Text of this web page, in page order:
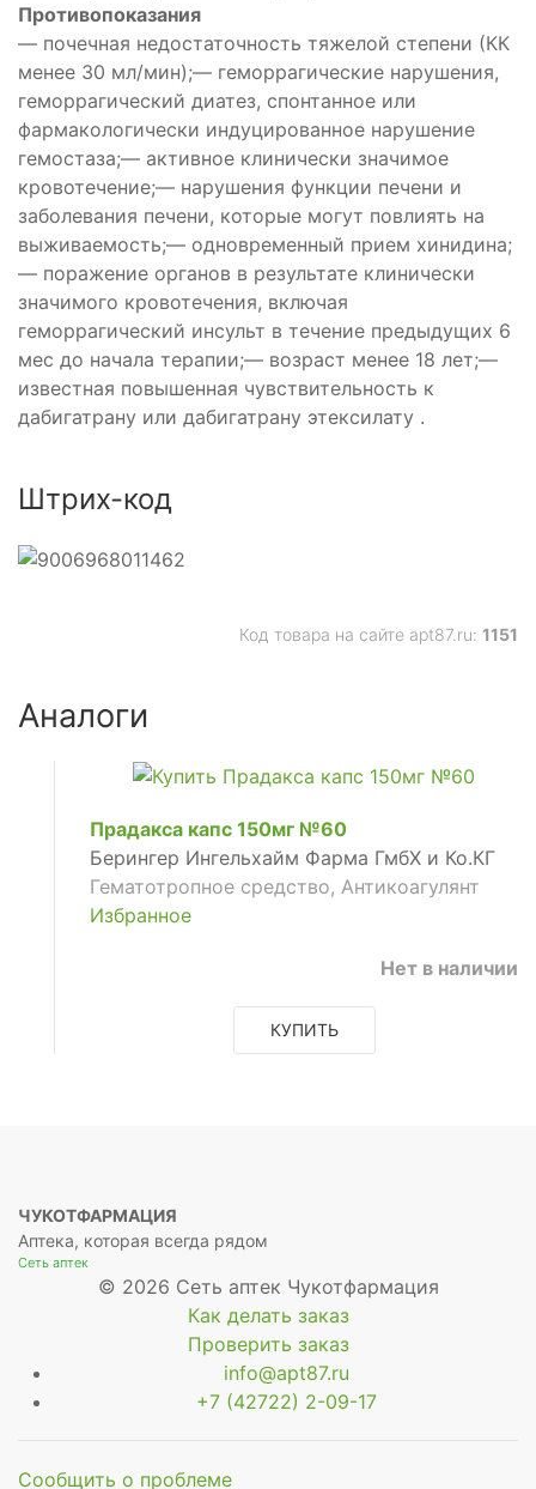
Противопоказания
— почечная недостаточность тяжелой степени (КК
менее 30 мл/мин);— геморрагические нарушения,
геморрагический диатез, спонтанное или
фармакологически индуцированное нарушение
гемостаза;— активное клинически значимое
кровотечение;— нарушения функции печени и
заболевания печени, которые могут повлиять на
выживаемость;— одновременный прием хинидина;
— поражение органов в результате клинически
значимого кровотечения, включая
геморрагический инсульт в течение предыдущих 6
мес до начала терапии;— возраст менее 18 лет;—
известная повышенная чувствительность к
дабигатрану или дабигатрану этексилату .
Штрих-код
Код товара на сайте apt87.ru: 1151
Аналоги
Прадакса капс 150мг №60
Берингер Ингельхайм Фарма ГмбХ и Ко.КГ
Гематотропное средство, Антикоагулянт
Избранное
Нет в наличии
КУПИТЬ
ЧУКОТФАРМАЦИЯ
Аптека, которая всегда рядом
Сеть аптек
© 2026 Сеть аптек Чукотфармация
Как делать заказ
Проверить заказ
info@apt87.ru
+7 (42722) 2-09-17
Сообщить о проблеме